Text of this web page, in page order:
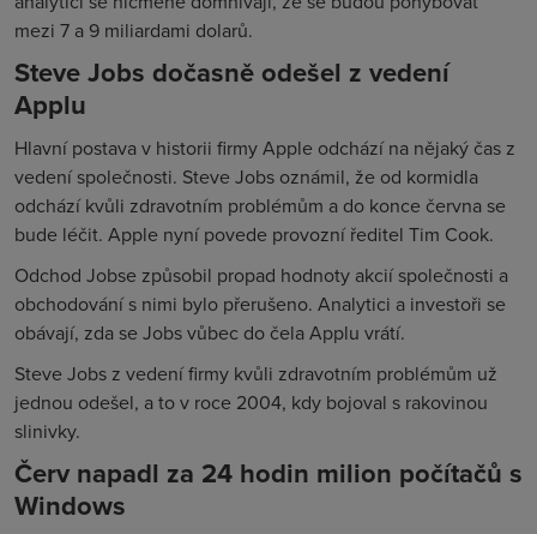
mezi 7 a 9 miliardami dolarů.
Steve Jobs dočasně odešel z vedení
Applu
Hlavní postava v historii firmy Apple odchází na nějaký čas z
vedení společnosti. Steve Jobs oznámil, že od kormidla
odchází kvůli zdravotním problémům a do konce června se
bude léčit. Apple nyní povede provozní ředitel Tim Cook.
Odchod Jobse způsobil propad hodnoty akcií společnosti a
obchodování s nimi bylo přerušeno. Analytici a investoři se
obávají, zda se Jobs vůbec do čela Applu vrátí.
Steve Jobs z vedení firmy kvůli zdravotním problémům už
jednou odešel, a to v roce 2004, kdy bojoval s rakovinou
slinivky.
Červ napadl za 24 hodin milion počítačů s
Windows